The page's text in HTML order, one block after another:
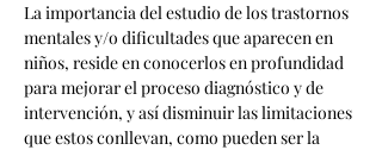
La importancia del estudio de los trastornos
mentales y/o dificultades que aparecen en
niños, reside en conocerlos en profundidad
para mejorar el proceso diagnóstico y de
intervención, y así disminuir las limitaciones
que estos conllevan, como pueden ser la